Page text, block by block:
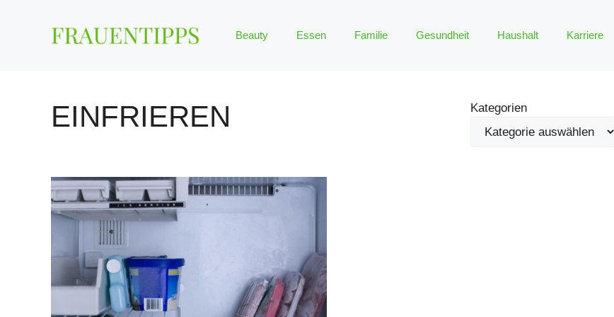
Beauty Essen Familie Gesundheit Haushalt Karriere
EINFRIEREN Kategorien